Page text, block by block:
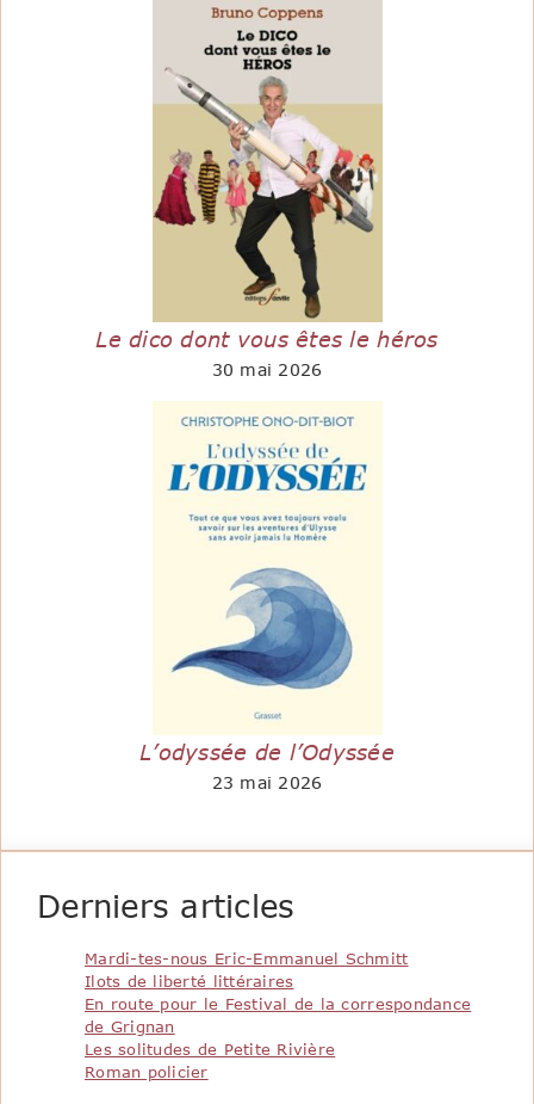
Le dico dont vous êtes le héros
30 mai 2026
L’odyssée de l’Odyssée
23 mai 2026
Derniers articles
Mardi-tes-nous Eric-Emmanuel Schmitt
Ilots de liberté littéraires
En route pour le Festival de la correspondance
de Grignan
Les solitudes de Petite Rivière
Roman policier